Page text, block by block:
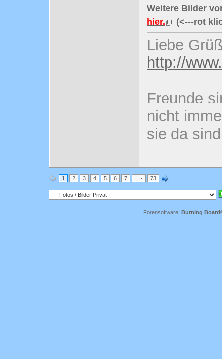
Weitere Bilder
hier.
(<---rot
Liebe
http://
Freunde
nicht
sie da
1 2 3 4 5 6 7 73
Forensoftware: Burning